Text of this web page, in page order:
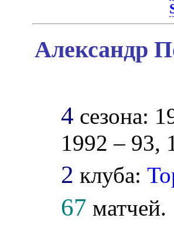
Александр
4 сезона:
1992 – 93,
2 клуба:
67 матчей.